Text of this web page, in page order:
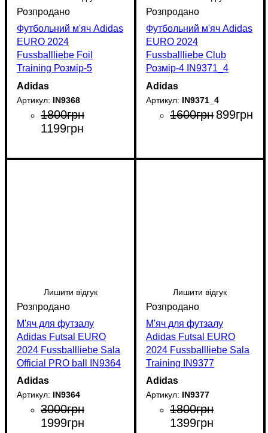
Футбольний м'яч Adidas
EURO 2024
Fussballliebe Foil
Training Розмір-5
IN9368
Adidas
IN9368
1800грн
1199грн
Футбольний м'яч Adidas
EURO 2024
Fussballliebe Club
Розмір-4 IN9371_4
Adidas
IN9371_4
1600грн 899грн
Лишити відгук
М'яч для футзалу
Adidas Futsal EURO
2024 Fussballliebe Sala
Official PRO ball IN9364
Adidas
IN9364
3000грн
1999грн
Лишити відгук
М'яч для футзалу
Adidas Futsal EURO
2024 Fussballliebe Sala
Training IN9377
Adidas
IN9377
1800грн
1399грн